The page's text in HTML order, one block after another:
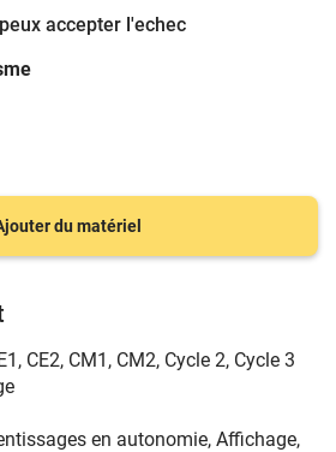
accepter l'echec
du matériel
, CE2, CM1 , CM2, Cycle 2, Cycle 3
en autonomie, Affichage,